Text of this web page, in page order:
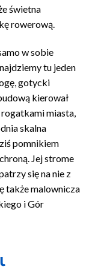
świetna
rowerową.
w sobie
tu jeden
gotycki
kierował
miasta,
skalna
pomnikiem
Jej strome
się na nie z
także malownicza
i Gór